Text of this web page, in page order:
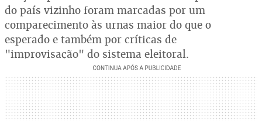
do país vizinho foram marcadas por um
comparecimento às urnas maior do que o
esperado e também por críticas de
"improvisação" do sistema eleitoral.